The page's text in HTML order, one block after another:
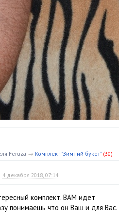
Feruza → Комплект "Зимний букет" (30)
4 декабря 2018, 07:14
комплект. ВАМ идет
понимаешь что он Ваш и для Вас.